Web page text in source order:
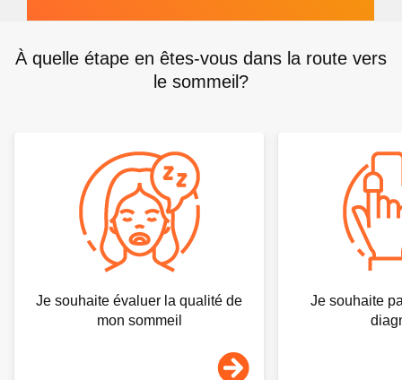
À quelle étape en êtes-vous dans la route vers
le sommeil?
Je souhaite évaluer la qualité de
mon sommeil
Je souhaite